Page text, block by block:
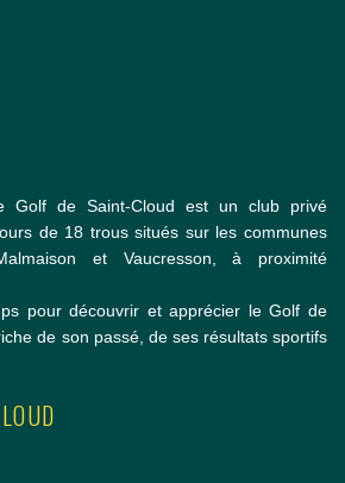
Golf de Saint-Cloud est un club privé
de 18 trous situés sur les communes
et Vaucresson, à proximité
pour découvrir et apprécier le Golf de
de son passé, de ses résultats sportifs